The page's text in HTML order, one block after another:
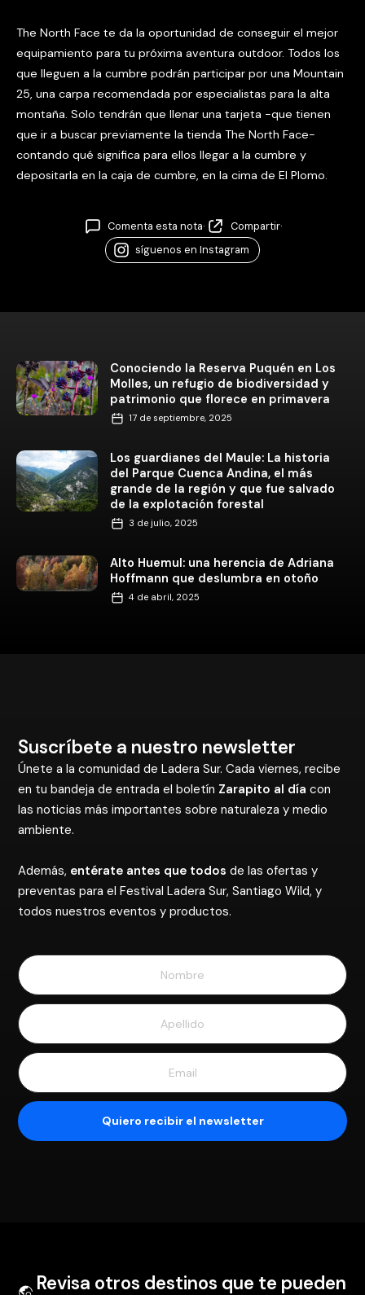
The North Face te da la oportunidad de conseguir el mejor
equipamiento para tu próxima aventura outdoor. Todos los
que lleguen a la cumbre podrán participar por una Mountain
25, una carpa recomendada por especialistas para la alta
montaña. Solo tendrán que llenar una tarjeta -que tienen
que ir a buscar previamente la tienda The North Face-
contando qué significa para ellos llegar a la cumbre y
depositarla en la caja de cumbre, en la cima de El Plomo.
Comenta esta nota· Compartir·
síguenos en Instagram
Conociendo la Reserva Puquén en Los
Molles, un refugio de biodiversidad y
patrimonio que florece en primavera
17 de septiembre, 2025
Los guardianes del Maule: La historia
del Parque Cuenca Andina, el más
grande de la región y que fue salvado
de la explotación forestal
3 de julio, 2025
Alto Huemul: una herencia de Adriana
Hoffmann que deslumbra en otoño
4 de abril, 2025
Suscríbete a nuestro newsletter
Únete a la comunidad de Ladera Sur. Cada viernes, recibe
en tu bandeja de entrada el boletín Zarapito al día con
las noticias más importantes sobre naturaleza y medio
ambiente.
Además, entérate antes que todos de las ofertas y
preventas para el Festival Ladera Sur, Santiago Wild, y
todos nuestros eventos y productos.
Revisa otros destinos que te pueden